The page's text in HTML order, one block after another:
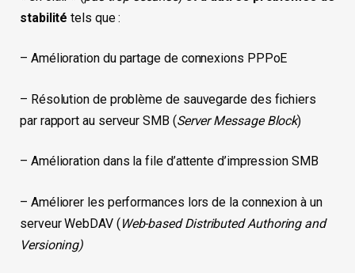
stabilité tels que :
– Amélioration du partage de connexions PPPoE
– Résolution de problème de sauvegarde des fichiers
par rapport au serveur SMB (Server Message Block)
– Amélioration dans la file d’attente d’impression SMB
– Améliorer les performances lors de la connexion à un
serveur WebDAV (Web-based Distributed Authoring and
Versioning)